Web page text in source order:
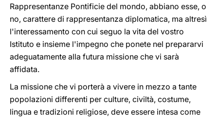
Rappresentanze Pontificie del mondo, abbiano esse, o
no, carattere di rappresentanza diplomatica, ma altresì
l'interessamento con cui seguo la vita del vostro
Istituto e insieme l'impegno che ponete nel prepararvi
adeguatamente alla futura missione che vi sarà
affidata.
La missione che vi porterà a vivere in mezzo a tante
popolazioni differenti per culture, civiltà, costume,
lingua e tradizioni religiose, deve essere intesa come